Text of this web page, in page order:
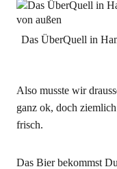
Das ÜberQuell in
Also musste wir
ganz ok, doch
frisch.
Das Bier bekommst